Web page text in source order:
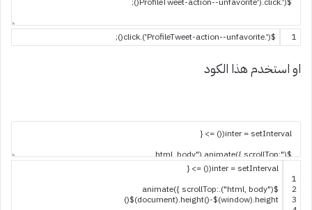
1
$
(
'.ProfileTweet-action--unfavorite'
)
.
click
(
)
;
او استخدم هذا الكود
1
2
3
inter= setInterval
(
(
)
=
>
{
$
(
"html, body"
)
.
animate({ scrollTop:
$(document).height()-$(window).height
(
)